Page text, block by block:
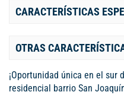
CARACTERÍSTICAS
OTRAS
¡Oportunidad única en el sur
residencial barrio San